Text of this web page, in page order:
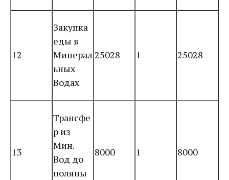
12
Закупка
еды в
Минерал
ьных
Водах
25028 1 25028
13
Трансфе
р из
Мин.
Вод до
поляны
8000 1 8000